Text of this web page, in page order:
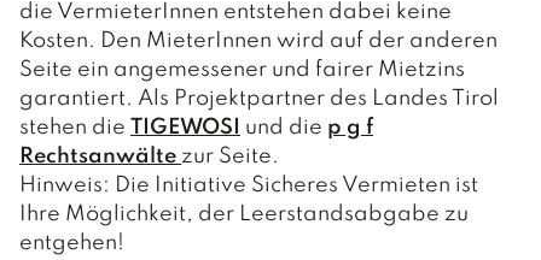
die VermieterInnen entstehen dabei keine
Kosten. Den MieterInnen wird auf der anderen
Seite ein angemessener und fairer Mietzins
garantiert. Als Projektpartner des Landes Tirol
stehen die TIGEWOSI und die p g f
Rechtsanwälte zur Seite.
Hinweis: Die Initiative Sicheres Vermieten ist
Ihre Möglichkeit, der Leerstandsabgabe zu
entgehen!